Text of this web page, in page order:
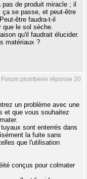
de produit miracle ; il
se passe, et peut-être
être faudra-t-il
que le sol sèche.
qu'il faudrait élucider.
matériaux ?
Forum plomberie réponse 20
un problème avec une
et que vous souhaitez
sont enterrés dans
la fuite sans
que l'utilisation
conçus pour colmater